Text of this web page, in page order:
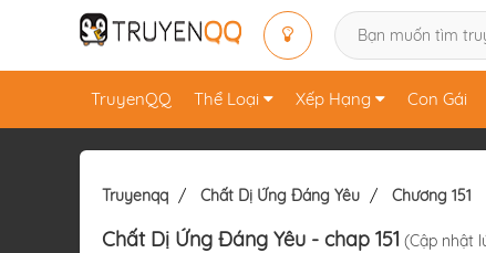
TruyenQQ Thể Loại Xếp Hạng Con Gái
Truyenqq Chất Dị Ứng Đáng Yêu Chương 151
Chất Dị Ứng Đáng Yêu - chap 151 (Cập nhật